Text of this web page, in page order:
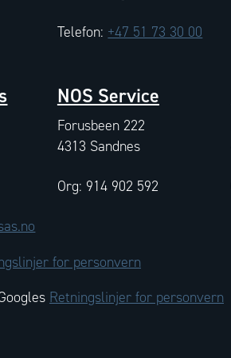
Telefon: +47 51 73 30 00
NOS Service
Forusbeen 222
4313 Sandnes
Org: 914 902 592
for personvern
Retningslinjer for personvern